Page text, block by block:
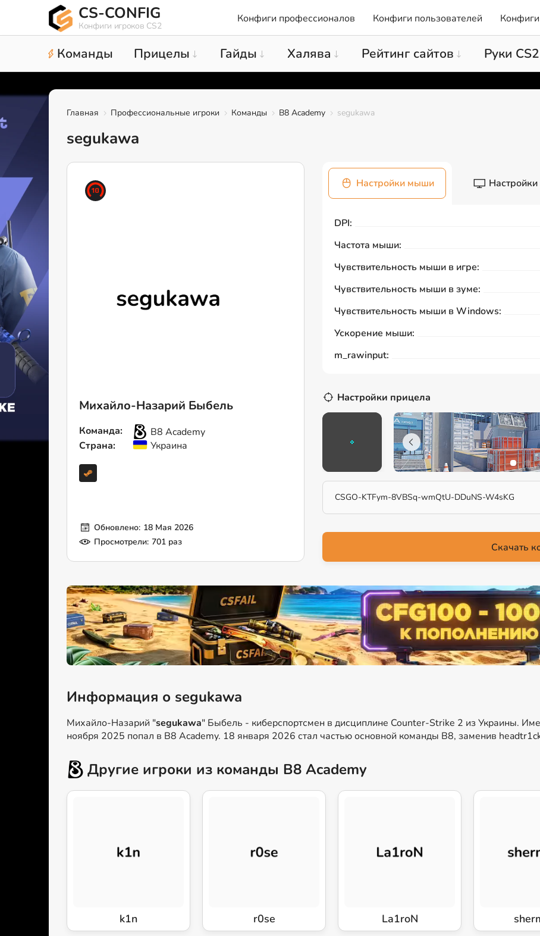
CS-CONFIG
Конфиги игроков CS2
Конфиги профессионалов Конфиги пользователей
Команды Прицелы Гайды Халява Рейтинг сайтов Руки CS2
Главная Профессиональные игроки Команды B8 Academy segukawa
segukawa
Михайло-Назарий Быбель
Команда:
B8 Academy
Страна:
Украина
Обновлено: 18 Мая 2026
Просмотрели: 701 раз
Настройки мыши
DPI:
Частота мыши:
Чувствительность мыши в игре:
Чувствительность мыши в зуме:
Чувствительность мыши в Windows:
Ускорение мыши:
m_rawinput:
Настройки прицела
CSGO-KTFym-8VBSq-wmQtU-DDuNS-W4sKG
Скачать
Информация о segukawa
Михайло-Назарий "segukawa" Быбель - киберспортсмен в дисциплине Counter-Strike 2 из Украины.
ноября 2025 попал в B8 Academy. 18 января 2026 стал частью основной команды B8, заменив
Другие игроки из команды B8 Academy
k1n r0se La1roN